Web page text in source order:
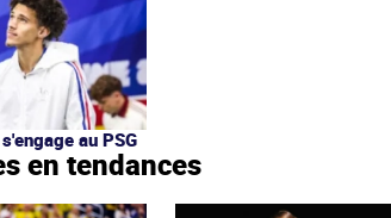
au PSG
en tendances